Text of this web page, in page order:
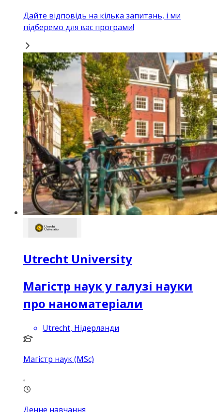
Дайте відповідь на кілька запитань, і ми
підберемо для вас програми!
Utrecht University
Магістр наук у галузі науки
про наноматеріали
Utrecht, Нідерланди
Магістр наук (MSc)
Денне навчання